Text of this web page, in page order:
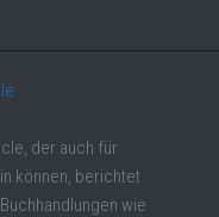
der auch für
können, berichtet
wie